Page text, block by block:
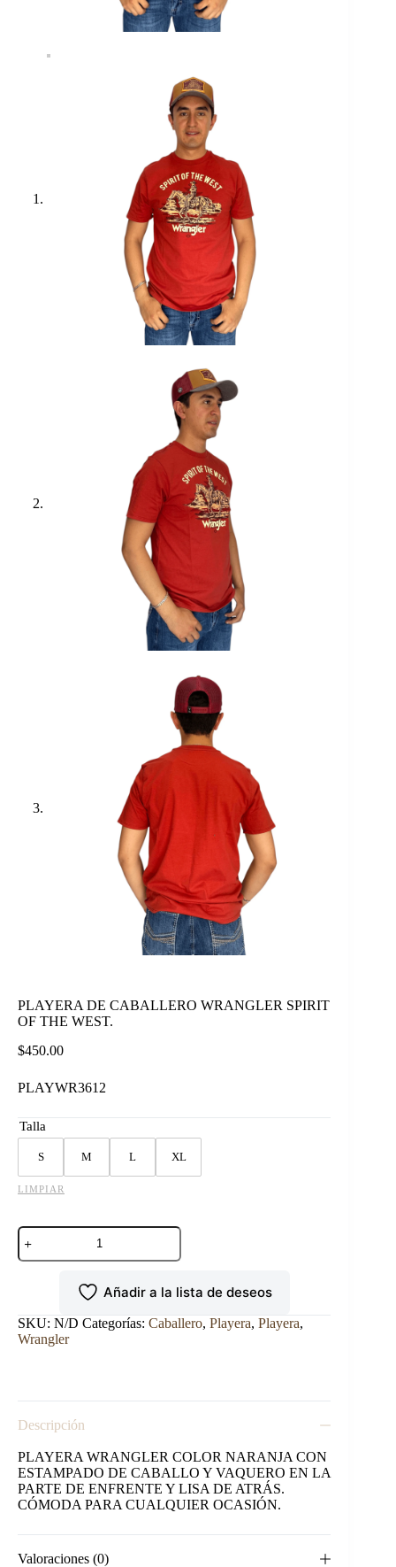
PLAYERA DE CABALLERO WRANGLER SPIRIT
OF THE WEST.
$450.00
PLAYWR3612
Talla
S M L XL
LIMPIAR
PLAYERA
DE
CABALLERO
THE
WEST.
Añadir a la lista de deseos
SKU: N/D Categorías: Caballero, Playera, Playera,
Wrangler
Descripción
PLAYERA WRANGLER COLOR NARANJA CON
ESTAMPADO DE CABALLO Y VAQUERO EN LA
PARTE DE ENFRENTE Y LISA DE ATRÁS.
CÓMODA PARA CUALQUIER OCASIÓN.
Valoraciones (0)